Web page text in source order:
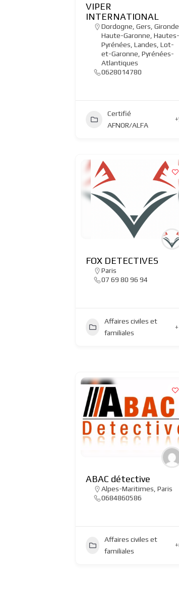
VIPER
INTERNATIONAL
Dordogne ,Gers ,Gironde
Haute-Garonne ,Hautes-
Pyrénées ,Landes ,Lot-
et-Garonne ,Pyrénées-
Atlantiques
0628014780
Certifié
AFNOR/ALFA
FOX DETECTIVES
Paris
07 69 80 96 94
Affaires civiles et
familiales
ABAC détective
Alpes-Maritimes ,Paris
0684860586
Affaires civiles et
familiales